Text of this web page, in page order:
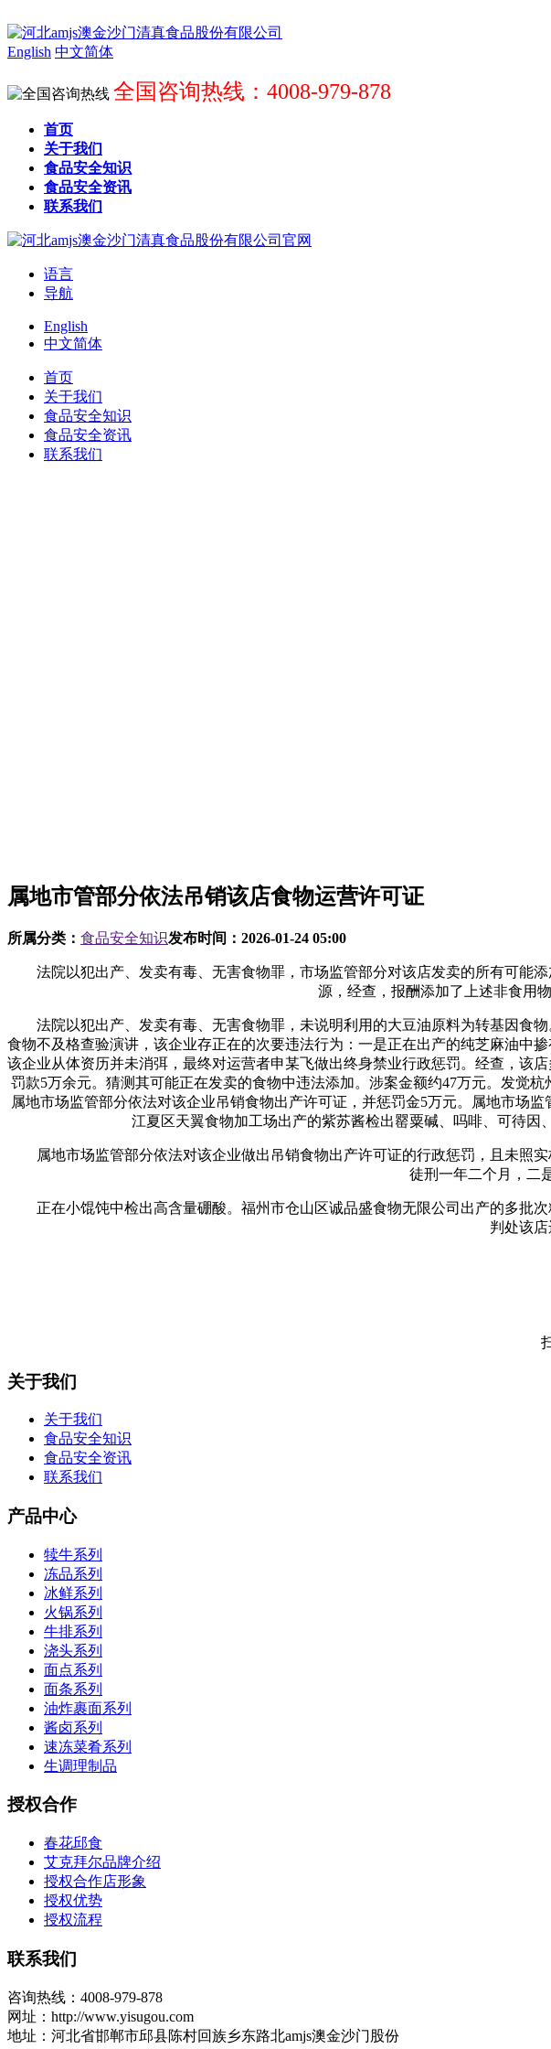
English 中文简体
全国咨询热线：4008-979-878
首页
关于我们
食品安全知识
食品安全资讯
联系我们
语言
导航
English
中文简体
首页
关于我们
食品安全知识
食品安全资讯
联系我们
属地市管部分依法吊销该店食物运营许可证
所属分类： 食品安全知识发布时间： 2026-01-24 05:00
法院以犯出产、发卖有毒、无害食物罪，市场监管部分对该店发卖的所有可能添
源，经查，报酬添加了上述非食用
法院以犯出产、发卖有毒、无害食物罪，未说明利用的大豆油原料为转基因食物
食物不及格查验演讲，该企业存正在的次要违法行为：一是正在出产的纯芝麻油中
该企业从体资历并未消弭，最终对运营者申某飞做出终身禁业行政惩罚。经查，该
罚款5万余元。猜测其可能正在发卖的食物中违法添加。涉案金额约47万元。发觉
属地市场监管部分依法对该企业吊销食物出产许可证，并惩罚金5万元。属地市场
江夏区天翼食物加工场出产的紫苏酱检出罂粟碱、吗啡、可待因
属地市场监管部分依法对该企业做出吊销食物出产许可证的行政惩罚，且未照实
徒刑一年二个月，二
正在小馄饨中检出高含量硼酸。福州市仓山区诚品盛食物无限公司出产的多批
判处该店
关于我们
关于我们
食品安全知识
食品安全资讯
联系我们
产品中心
犊牛系列
冻品系列
冰鲜系列
火锅系列
牛排系列
浇头系列
面点系列
面条系列
油炸裹面系列
酱卤系列
速冻菜肴系列
生调理制品
授权合作
春花邱食
艾克拜尔品牌介绍
授权合作店形象
授权优势
授权流程
联系我们
咨询热线：4008-979-878
网址：http://www.yisugou.com
地址：河北省邯郸市邱县陈村回族乡东路北amjs澳金沙门股份